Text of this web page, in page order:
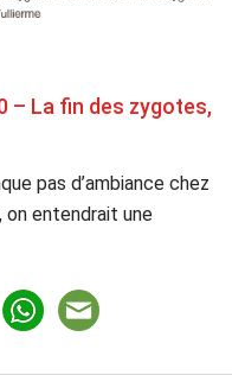
– La fin des zygotes,
pas d’ambiance chez
on entendrait une